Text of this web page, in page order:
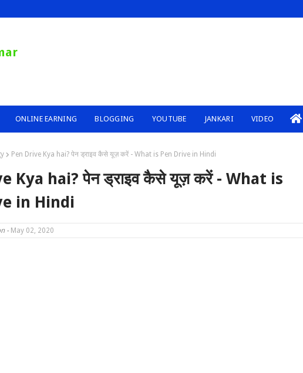
ONLINE EARNING BLOGGING YOUTUBE JANKARI VIDEO
Pen Drive Kya hai? पेन ड्राइव कैसे यूज़ करें - What is Pen Drive in Hindi
Kya hai? पेन ड्राइव कैसे यूज़ करें - What is
in Hindi
- May 02, 2020